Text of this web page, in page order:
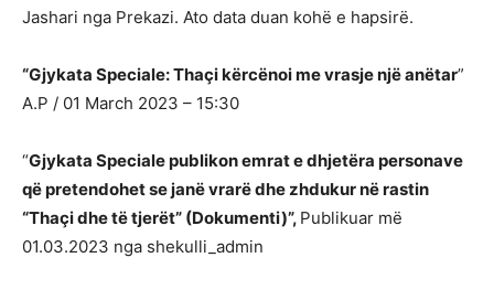
Jashari nga Prekazi. Ato data duan kohë e hapsirë.
“Gjykata Speciale: Thaçi kërcënoi me vrasje një anëtar”
A.P / 01 March 2023 – 15:30
“Gjykata Speciale publikon emrat e dhjetëra personave
që pretendohet se janë vrarë dhe zhdukur në rastin
“Thaçi dhe të tjerët” (Dokumenti)”, Publikuar më
01.03.2023 nga shekulli_admin